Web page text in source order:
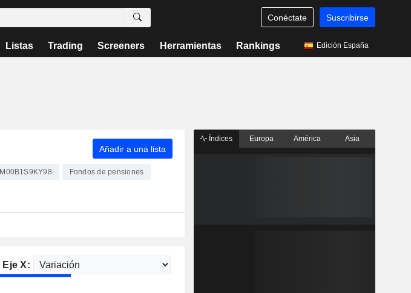
Conéctate Suscribirse
Listas Trading Screeners Herramientas Rankings Edición España
Añadir a una lista
IM00B1S9KY98 Fondos de pensiones
Eje X:
Índices Europa América Asia